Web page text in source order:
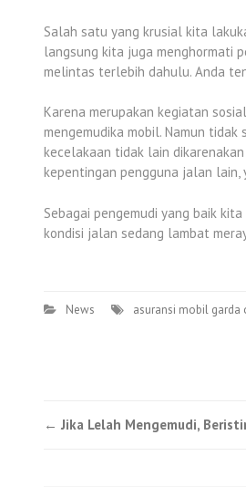
Salah satu yang krusial kita
langsung kita juga menghormati
melintas terlebih dahulu. Anda
Karena merupakan kegiatan
mengemudika mobil. Namun
kecelakaan tidak lain
kepentingan pengguna jalan
Sebagai pengemudi yang baik
kondisi jalan sedang lambat
News asuransi mobil garda
Post
← Jika Lelah Mengemudi,